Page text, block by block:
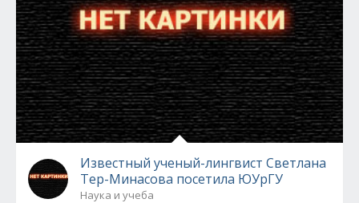
Известный ученый-лингвист Светлана
Тер-Минасова посетила ЮУрГУ
Наука и учеба